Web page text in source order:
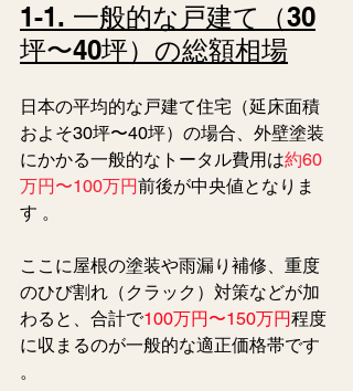
1-1. 一般的な戸建て（30
坪〜40坪）の総額相場
日本の平均的な戸建て住宅（延床面積
およそ30坪〜40坪）の場合、外壁塗装
にかかる一般的なトータル費用は約60
万円〜100万円前後が中央値となりま
す 。
ここに屋根の塗装や雨漏り補修、重度
のひび割れ（クラック）対策などが加
わると、合計で100万円〜150万円程度
に収まるのが一般的な適正価格帯です
。